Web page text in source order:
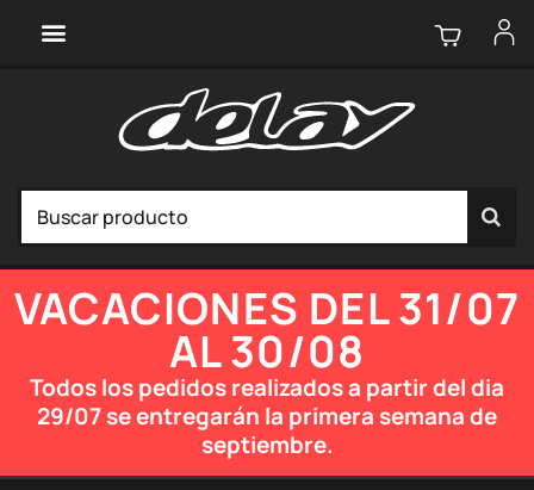
VACACIONES DEL 31/07
AL 30/08
Todos los pedidos realizados a partir del dia
29/07 se entregarán la primera semana de
septiembre.